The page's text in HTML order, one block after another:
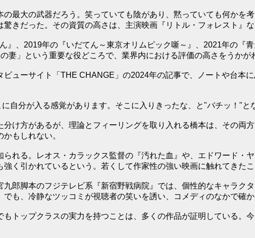
最大の武器だろう。笑っていても陰があり、黙っていても何かを
きだった。その資質の高さは、主演映画『リトル・フォレスト』な
』、2019年の『いだてん～東京オリムピック噺～』、2021年の『
妻」という重要な役どころで、業界内における評価の高さをうかが
ューサイト「THE CHANGE」の2024年の記事で、ノートや台本
自分が入る感覚があります。そこに入りきったな、と"バチッ！"と
け方があるが、理論とフィーリングを取り入れる橋本は、その両
もしれない。
れる。レオス・カラックス監督の『汚れた血』や、エドワード・
く引かれているという。若くして作家性の強い映画に触れてきた
郎脚本のフジテレビ系『新宿野戦病院』では、個性的なキャラク
も、冷静なツッコミが視聴者の笑いを誘い、コメディのなかで確か
トップクラスの実力を持つことは、多くの作品が証明している。